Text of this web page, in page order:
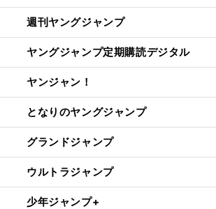
週刊ヤングジャンプ
ヤングジャンプ定期購読デジタル
ヤンジャン！
となりのヤングジャンプ
グランドジャンプ
ウルトラジャンプ
少年ジャンプ+